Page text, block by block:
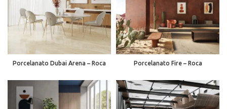
Porcelanato Dubai Arena – Roca Porcelanato Fire – Roca